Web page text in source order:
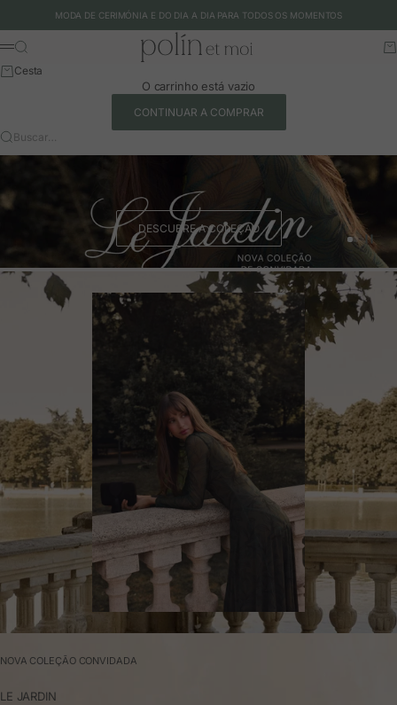
MODA DE CERIMÓNIA E DO DIA A DIA PARA TODOS OS MOMENTOS
Polín et moi - EU
Menu
Buscar
Cesta
O carrinho está vazio
CONTINUAR A COMPRAR
Buscar…
DESCUBRE A COLEÇÃO
Ir para o
Ir para
NOVA COLEÇÃO CONVIDADA
LE JARDIN